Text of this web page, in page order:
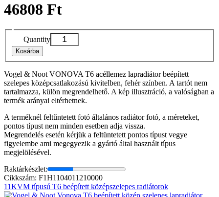
46808 Ft
Quantity
Kosárba
Vogel & Noot VONOVA T6 acéllemez lapradiátor beépített
szelepes középcsatlakozású kivitelben, fehér színben. A tartót nem
tartalmazza, külön megrendelhető. A kép illusztráció, a valóságban a
termék arányai eltérhetnek.
A terméknél feltűntetett fotó általános radiátor fotó, a méreteket,
pontos típust nem minden esetben adja vissza.
Megrendelés esetén kérjük a feltüntetett pontos típust vegye
figyelembe ami megegyezik a gyártó által használt típus
megjelölésével.
Raktárkészlet:
Cikkszám: F1H1104011210000
11KVM típusú T6 beépített középszelepes radiátorok